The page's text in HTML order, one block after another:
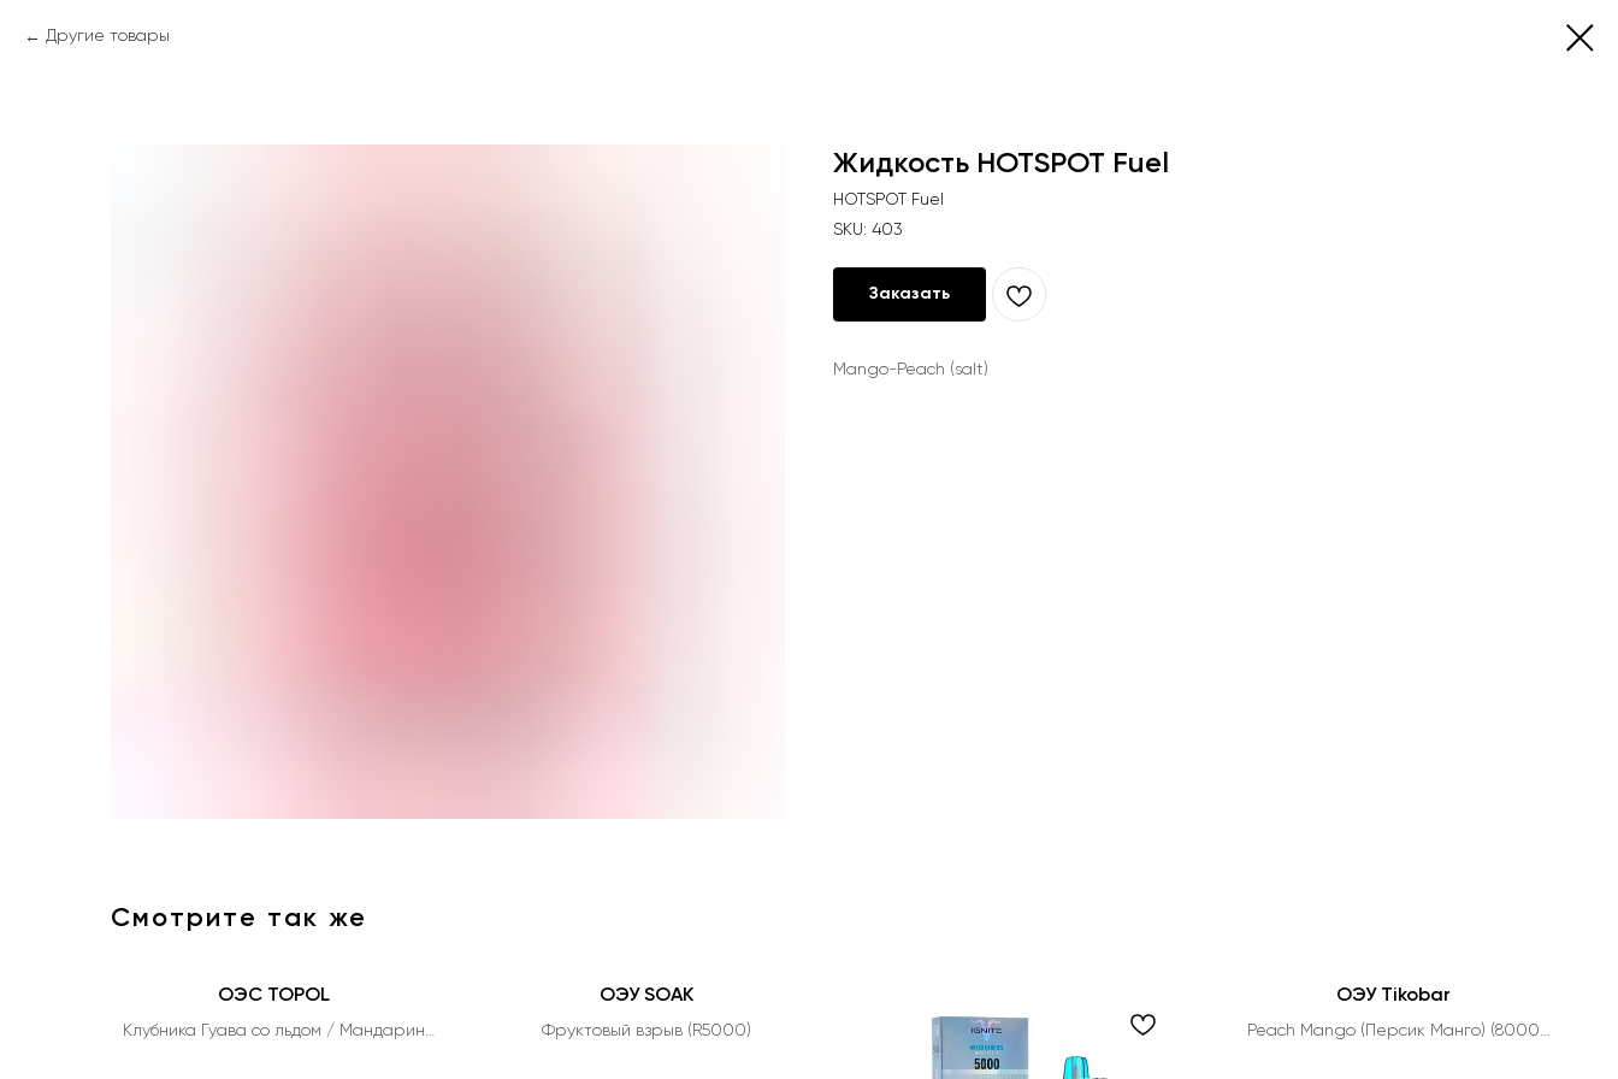
Другие товары
Жидкость HOTSPOT Fuel
HOTSPOT Fuel
SKU: 403
Заказать
Mango-Peach (salt)
Смотрите так же
ОЭС TOPOL
Клубника Гуава со льдом / Мандарин
ОЭУ SOAK
Фруктовый взрыв (R5000)
ОЭУ Tikobar
Peach Mango (Персик Манго) (8000